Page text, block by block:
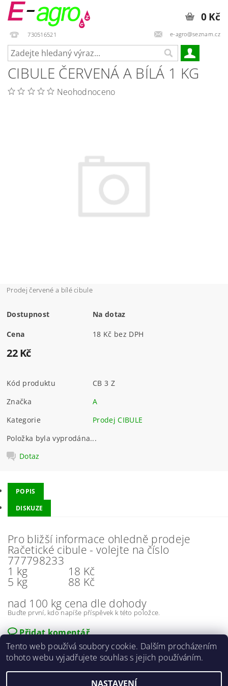
730516521 e-agro@seznam.cz
0 Kč
CIBULE ČERVENÁ A BÍLÁ 1 KG
Neohodnoceno
Prodej červené a bílé cibule
Dostupnost Na dotaz
Cena 18 Kč bez DPH
22 Kč
Kód produktu
CB 3 Z
Značka
A
Kategorie
Prodej CIBULE
Položka byla vyprodána...
Dotaz
POPIS
DISKUZE
Pro bližší informace ohledně prodeje
Račetické cibule - volejte na číslo
777798233
1 kg 18 Kč
5 kg 88 Kč
nad 100 kg cena dle dohody
Buďte první, kdo napíše příspěvek k této položce.
Přidat komentář
Tento web používá soubory cookie. Dalším procházením
tohoto webu vyjadřujete souhlas s jejich používáním.
NASTAVENÍ